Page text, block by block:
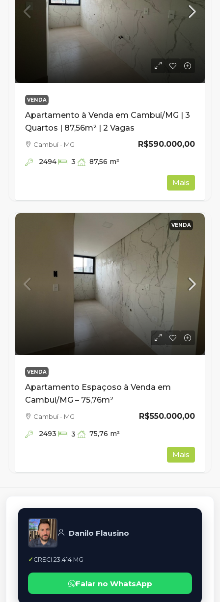
VENDA
Apartamento à Venda em Cambuí/MG | 3
Quartos | 87,56m² | 2 Vagas
R$590.000,00
Cambuí - MG
2494 3 87,56 m²
Mais
VENDA
VENDA
Apartamento Espaçoso à Venda em
Cambuí/MG – 75,76m²
R$550.000,00
Cambuí - MG
2493 3 75,76 m²
Mais
Danilo Flausino
CRECI 23.414 MG
Falar no WhatsApp